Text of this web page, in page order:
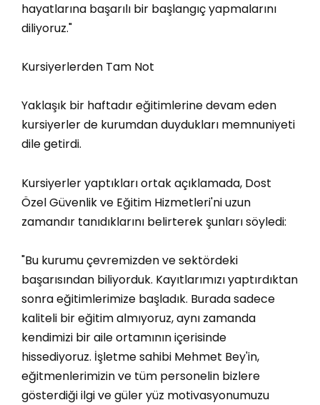
hayatlarına başarılı bir başlangıç yapmalarını
diliyoruz."
Kursiyerlerden Tam Not
Yaklaşık bir haftadır eğitimlerine devam eden
kursiyerler de kurumdan duydukları memnuniyeti
dile getirdi.
Kursiyerler yaptıkları ortak açıklamada, Dost
Özel Güvenlik ve Eğitim Hizmetleri'ni uzun
zamandır tanıdıklarını belirterek şunları söyledi:
"Bu kurumu çevremizden ve sektördeki
başarısından biliyorduk. Kayıtlarımızı yaptırdıktan
sonra eğitimlerimize başladık. Burada sadece
kaliteli bir eğitim almıyoruz, aynı zamanda
kendimizi bir aile ortamının içerisinde
hissediyoruz. İşletme sahibi Mehmet Bey'in,
eğitmenlerimizin ve tüm personelin bizlere
gösterdiği ilgi ve güler yüz motivasyonumuzu